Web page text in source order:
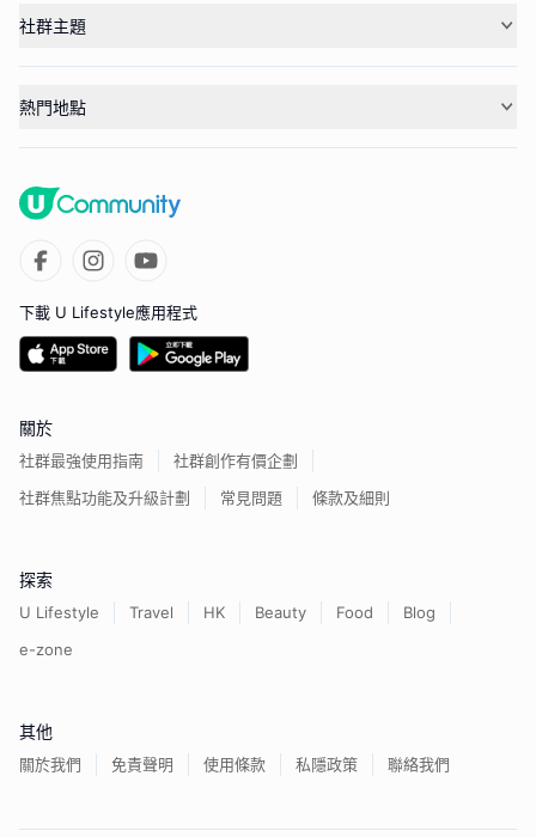
社群主題
熱門地點
下載 U Lifestyle應用程式
關於
社群最強使用指南
社群創作有價企劃
社群焦點功能及升級計劃
常見問題 條款及細則
探索
U Lifestyle Travel HK Beauty Food
Blog
e-zone
其他
關於我們 免責聲明 使用條款 私隱政策 聯絡我們